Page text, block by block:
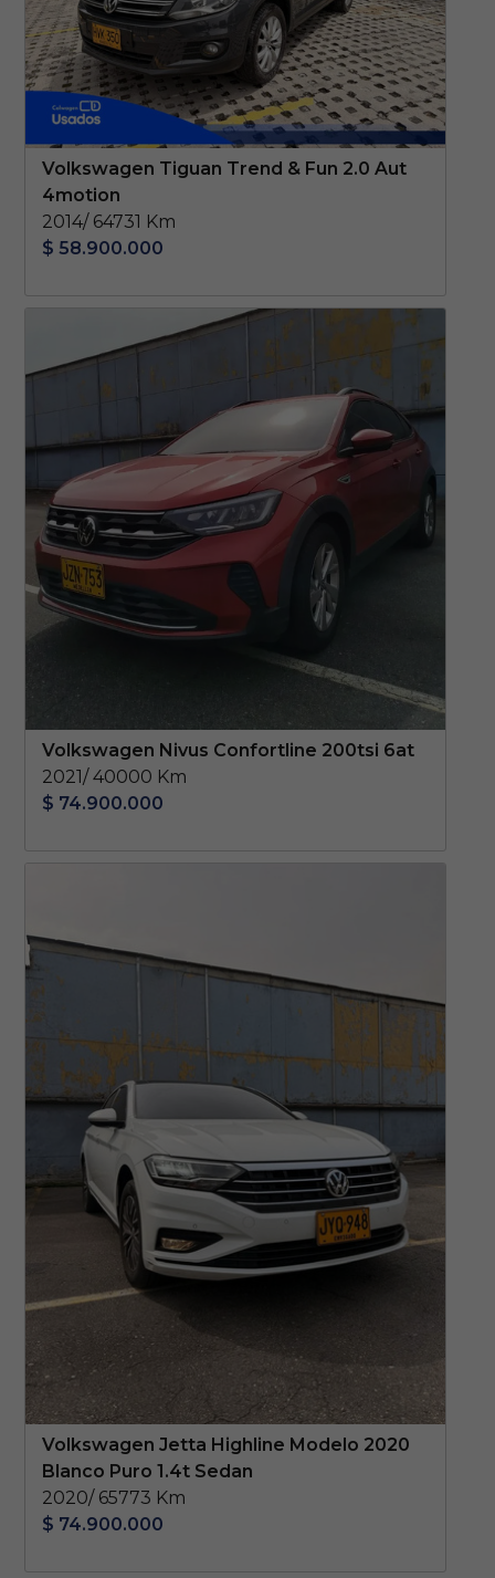
Volkswagen Tiguan Trend & Fun 2.0 Aut
4motion
2014/ 64731 Km
$ 58.900.000
Volkswagen Nivus Confortline 200tsi 6at
2021/ 40000 Km
$ 74.900.000
Volkswagen Jetta Highline Modelo 2020
Blanco Puro 1.4t Sedan
2020/ 65773 Km
$ 74.900.000